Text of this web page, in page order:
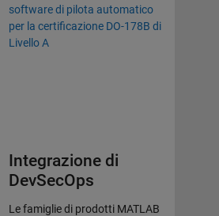
software di pilota automatico
per la certificazione DO-178B di
Livello A
Integrazione di
DevSecOps
Le famiglie di prodotti MATLAB